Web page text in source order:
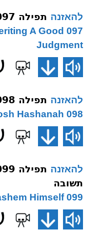
להאזנה תפילה 097 ומלוך עלינו מלכויות
A Good
Judgment
להאזנה תפילה 098 מלכות בחסד ורחמים
098 Praying for Others on Rosh Hashanah
להאזנה
תשובה
099 Ten Days of Seeking Hashem Himself